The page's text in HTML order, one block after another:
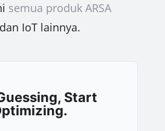
semua produk ARSA
IoT lainnya.
Start